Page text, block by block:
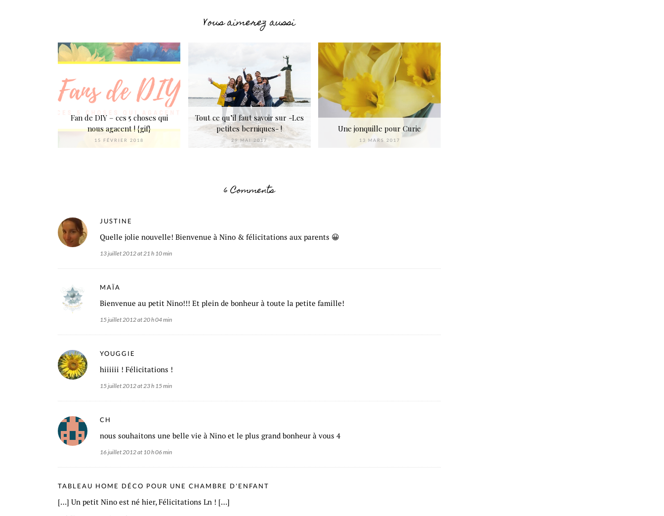
Vous aimerez aussi
Fan de DIY – ces 5 choses qui
nous agacent ! {gif}
15 FÉVRIER 2018
Tout ce qu’il faut savoir sur -Les
petites berniques- !
29 MAI 2017
Une jonquille pour Curie
13 MARS 2017
6 Comments
JUSTINE
Quelle jolie nouvelle! Bienvenue à Nino & félicitations aux parents 😀
13 juillet 2012 at 21 h 10 min
MAÏA
Bienvenue au petit Nino!!! Et plein de bonheur à toute la petite famille!
15 juillet 2012 at 20 h 04 min
YOUGGIE
hiiiiii ! Félicitations !
15 juillet 2012 at 23 h 15 min
CH
nous souhaitons une belle vie à Nino et le plus grand bonheur à vous 4
16 juillet 2012 at 10 h 06 min
TABLEAU HOME DÉCO POUR UNE CHAMBRE D'ENFANT
[…] Un petit Nino est né hier, Félicitations Ln ! […]